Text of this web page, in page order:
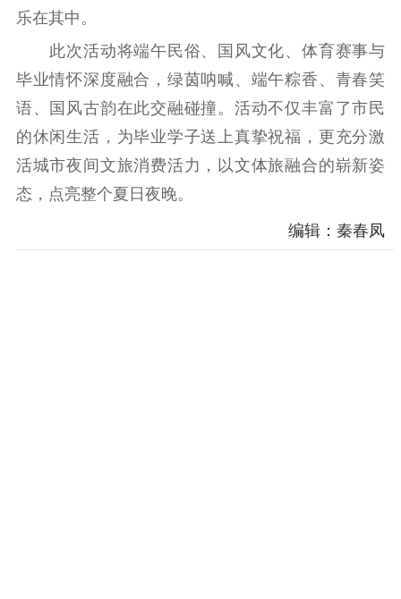
乐在其中。
此次活动将端午民俗、国风文化、体育赛事与
毕业情怀深度融合，绿茵呐喊、端午粽香、青春笑
语、国风古韵在此交融碰撞。活动不仅丰富了市民
的休闲生活，为毕业学子送上真挚祝福，更充分激
活城市夜间文旅消费活力，以文体旅融合的崭新姿
态，点亮整个夏日夜晚。
编辑：秦春凤